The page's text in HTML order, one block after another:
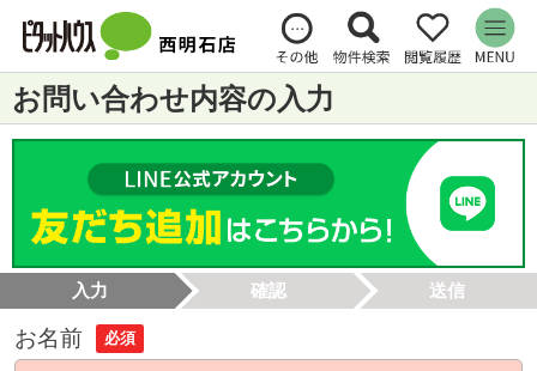
お問い合わせ内容の入力
入力 確認 送信
お名前 必須